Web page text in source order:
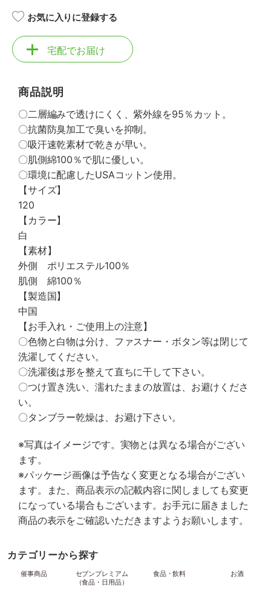
お気に入りに登録する
宅配でお届け
商品説明
〇二層編みで透けにくく、紫外線を95％カット。
〇抗菌防臭加工で臭いを抑制。
〇吸汗速乾素材で乾きが早い。
〇肌側綿100％で肌に優しい。
〇環境に配慮したUSAコットン使用。
【サイズ】
120
【カラー】
白
【素材】
外側 ポリエステル100％
肌側 綿100％
【製造国】
中国
【お手入れ・ご使用上の注意】
〇色物と白物は分け、ファスナー・ボタン等は閉じて
洗濯してください。
〇洗濯後は形を整えて直ちに干して下さい。
〇つけ置き洗い、濡れたままの放置は、お避けくださ
い。
〇タンブラー乾燥は、お避け下さい。
※写真はイメージです。実物とは異なる場合がござい
ます。
※パッケージ画像は予告なく変更となる場合がござい
ます。また、商品表示の記載内容に関しましても変更
になっている場合もございます。お手元に届きました
商品の表示をご確認いただきますようお願いします。
カテゴリーから探す
催事商品
セブンプレミアム
（食品・日用品）
食品・飲料 お酒